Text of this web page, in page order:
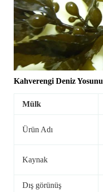
Kahverengi Deniz Yosunu
Mülk
Ürün Adı
Kaynak
Dış görünüş